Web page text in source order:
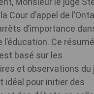
Cour d’appel de
d’importance
l’éducation. Ce résumé
basé sur les
et observations du
idéal pour initier des